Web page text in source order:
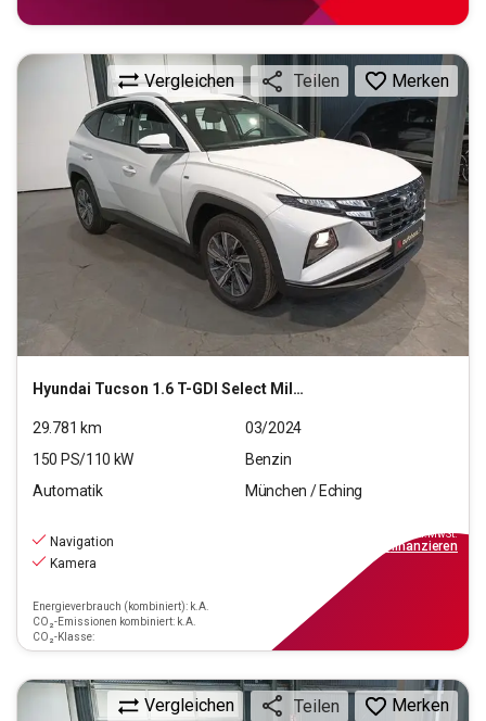
Hyundai Tucson 1.6 T-GDI Select Mild-Hybrid 2WD
Vergleichen Teilen Merken
29.781 km
03/2024
150 PS/110 kW
Benzin
Automatik
München / Eching
Navigation
Kamera
Energieverbrauch (kombiniert): k.A.
CO₂-Emissionen kombiniert: k.A.
CO₂-Klasse:
inkl.MwSt.
finanzieren
Vergleichen Teilen Merken